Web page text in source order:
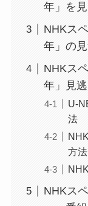
年」を
NHKス
年」の
NHKス
年」見
U-
法
方法
NHKス